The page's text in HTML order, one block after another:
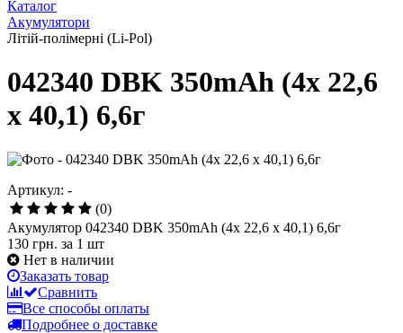
Каталог
Акумулятори
Літій-полімерні (Li-Pol)
042340 DBK 350mAh (4х 22,6
х 40,1) 6,6г
Артикул: -
(0)
Акумулятор 042340 DBK 350mAh (4х 22,6 х 40,1) 6,6г
130 грн. за 1 шт
Нет в наличии
Заказать товар
Сравнить
Все способы оплаты
Подробнее о доставке